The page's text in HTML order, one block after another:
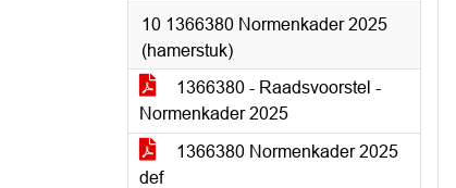
10 1366380 Normenkader 2025
(hamerstuk)
1366380 - Raadsvoorstel -
Normenkader 2025
1366380 Normenkader 2025
def